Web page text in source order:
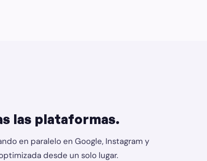
las plataformas.
en paralelo en Google, Instagram y
desde un solo lugar.